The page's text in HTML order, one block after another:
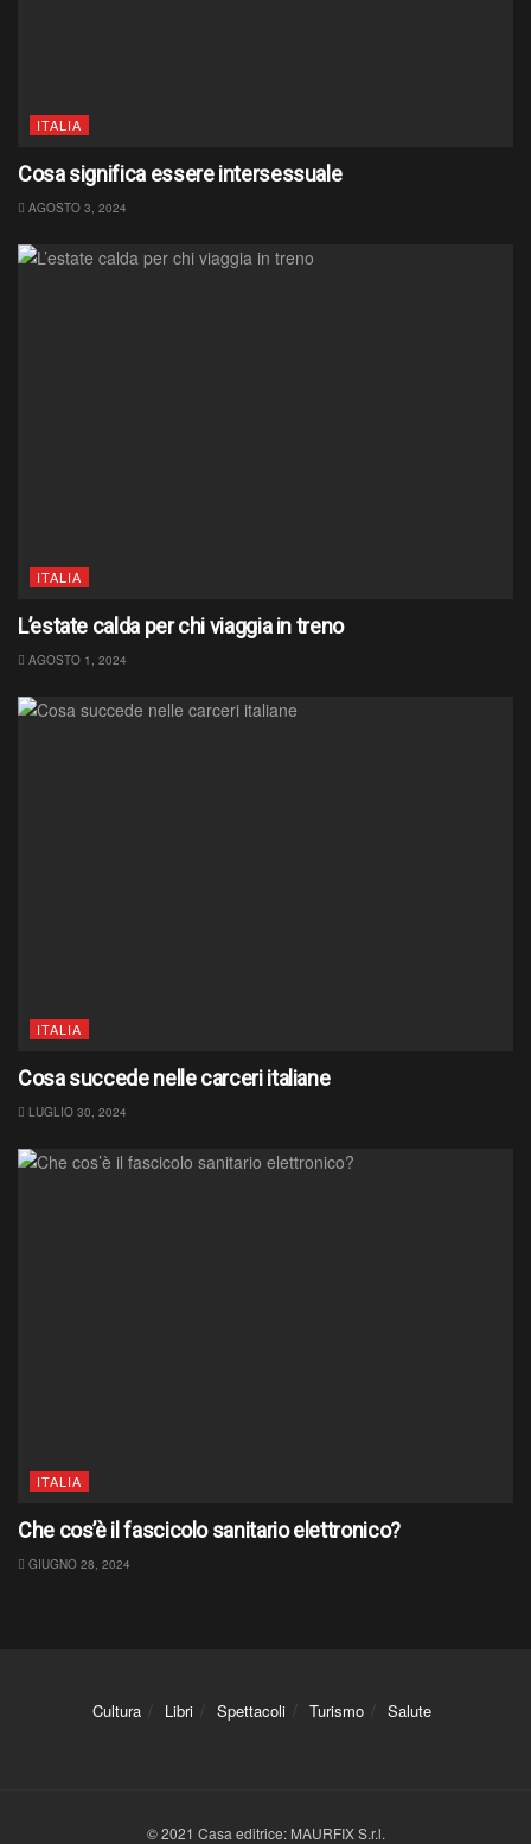
ITALIA
Cosa significa essere intersessuale
AGOSTO 3, 2024
ITALIA
L’estate calda per chi viaggia in treno
AGOSTO 1, 2024
ITALIA
Cosa succede nelle carceri italiane
LUGLIO 30, 2024
ITALIA
Che cos’è il fascicolo sanitario elettronico?
GIUGNO 28, 2024
Cultura Libri Spettacoli Turismo Salute
© 2021 Casa editrice: MAURFIX S.r.l.